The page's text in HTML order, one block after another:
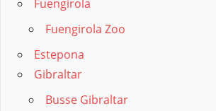
Fuengirola
Fuengirola Zoo
Estepona
Gibraltar
Busse Gibraltar